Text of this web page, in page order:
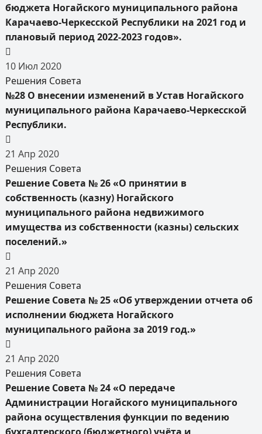
бюджета Ногайского муниципального района
Карачаево-Черкесской Республики на 2021 год и
плановый период 2022-2023 годов».
10 Июл 2020
Решения Совета
№28 О внесении изменений в Устав Ногайского
муниципального района Карачаево-Черкесской
Республики.
21 Апр 2020
Решения Совета
Решение Совета № 26 «О принятии в
собственность (казну) Ногайского
муниципального района недвижимого
имущества из собственности (казны) сельских
поселений.»
21 Апр 2020
Решения Совета
Решение Совета № 25 «Об утверждении отчета об
исполнении бюджета Ногайского
муниципального района за 2019 год.»
21 Апр 2020
Решения Совета
Решение Совета № 24 «О передаче
Администрации Ногайского муниципального
района осуществления функции по ведению